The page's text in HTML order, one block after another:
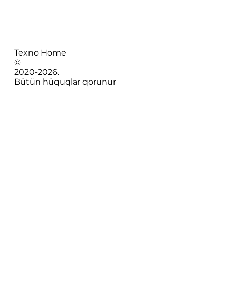
Texno Home
©
2020-2026.
Bütün hüquqlar qorunur